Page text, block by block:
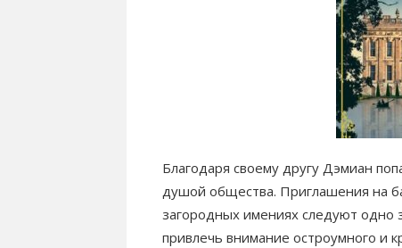
Благодаря своему другу Дэмиан
душой общества. Приглашения на
загородных имениях следуют одно
привлечь внимание остроумного и